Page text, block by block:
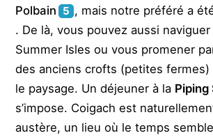
Polbain 5 , mais notre préféré a
. De là, vous pouvez aussi
Summer Isles ou vous promener
des anciens crofts (petites fermes)
le paysage. Un déjeuner à la Piping
s’impose. Coigach est
austère, un lieu où le temps